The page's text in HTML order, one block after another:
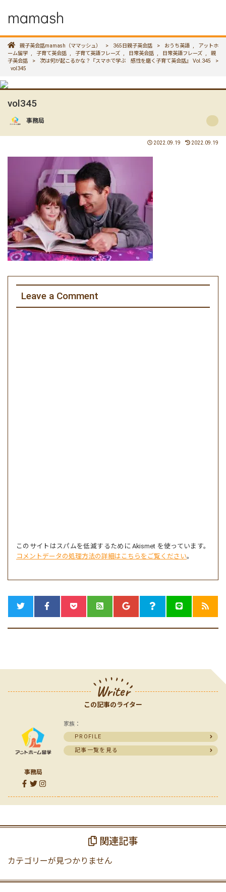
mamash
親子英会話mamash（ママッシュ） > 365日親子英会話 > おうち英語 ,
アットホ
ーム留学 , 子育て英会話 , 子育て英語フレーズ , 日常英会話 , 日常英語フレーズ ,
親
子英会話
> 次は何が起こるかな？『スマホで学ぶ 感性を磨く子育て英会話』 Vol.345
>
vol345
vol345
事務局
2022.09.19 2022.09.19
Leave a Comment
このサイトはスパムを低減するために Akismet を使っています。
コメントデータの処理方法の詳細はこちらをご覧ください。
Writer
この記事のライター
事務局
家族：
PROFILE
記事一覧を見る
関連記事
カテゴリーが見つかりません